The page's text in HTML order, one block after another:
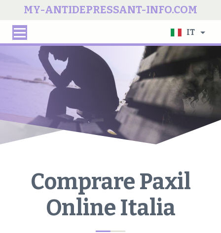
MY-ANTIDEPRESSANT-INFO.COM
IT
Comprare Paxil
Online Italia